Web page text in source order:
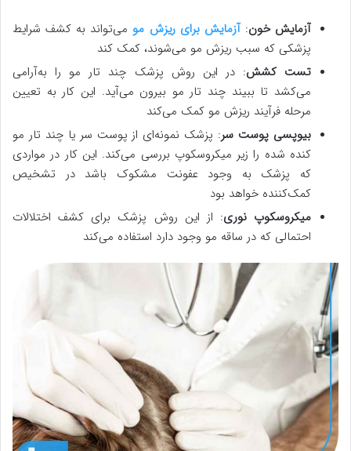
آزمایش خون:آزمایش برای ریزش مو می‌تواند به کشف شرایط
پزشکی که سبب ریزش مو می‌شوند، کمک کند
تست کشش: در این روش پزشک چند تار مو را به‌آرامی
می‌کشد تا ببیند چند تار مو بیرون می‌آید. این کار به تعیین
مرحله فرآیند ریزش مو کمک می‌کند
بیوپسی پوست سر: پزشک نمونه‌ای از پوست سر یا چند تار مو
کنده شده را زیر میکروسکوپ بررسی می‌کند. این کار در مواردی
که پزشک به وجود عفونت مشکوک باشد در تشخیص
کمک‌کننده خواهد بود
میکروسکوپ نوری: از این روش پزشک برای کشف اختلالات
احتمالی که در ساقه مو وجود دارد استفاده می‌کند